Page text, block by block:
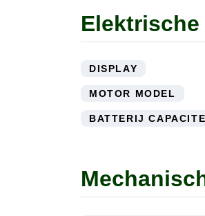
DISPLAY
MOTOR MODEL
BATTERIJ